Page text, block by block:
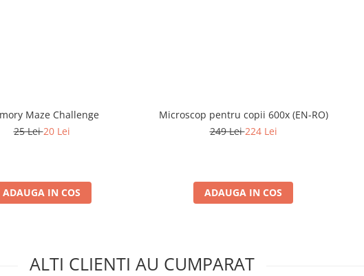
Maze Challenge
25 Lei20 Lei
ADAUGA IN COS
Microscop pentru copii 600x (EN-RO)
249 Lei224 Lei
ADAUGA IN COS
ALTI CLIENTI AU CUMPARAT